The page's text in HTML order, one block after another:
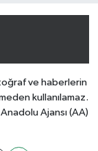
ve haberlerin
kullanılamaz.
Ajansı (AA)